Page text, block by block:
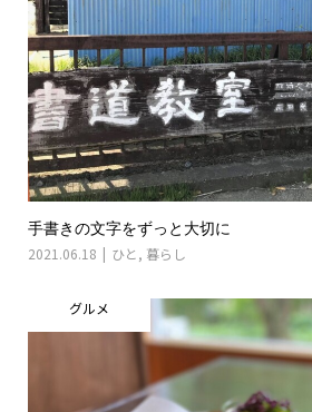
手書きの文字をずっと大切に
2021.06.18 ひと , 暮らし
グルメ